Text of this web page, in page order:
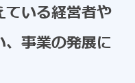
ている経営者や
事業の発展に